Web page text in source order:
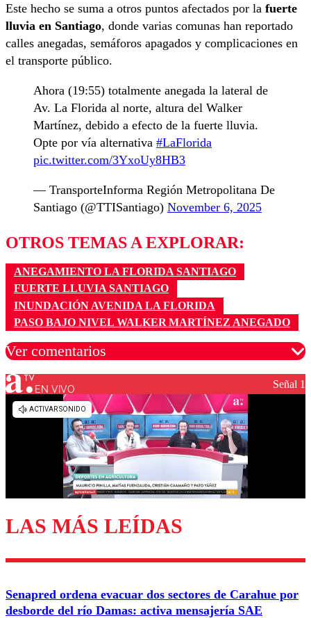
Este hecho se suma a otros puntos afectados por la fuerte
lluvia en Santiago, donde varias comunas han reportado
calles anegadas, semáforos apagados y complicaciones en
el transporte público.
Ahora (19:55) totalmente anegada la lateral de
Av. La Florida al norte, altura del Walker
Martínez, debido a efecto de la fuerte lluvia.
Opte por vía alternativa #LaFlorida
pic.twitter.com/3YxoUy8HB3
— TransporteInforma Región Metropolitana De
Santiago (@TTISantiago) November 6, 2025
OTROS TEMAS A EXPLORAR:
ANEGAMIENTO LA FLORIDA SANTIAGO
FUERTE LLUVIA SANTIAGO
INUNDACIÓN AVENIDA LA FLORIDA
PASO BAJO NIVEL WALKER MARTÍNEZ ANEGADO
Ver comentarios
Los comentarios son moderados para garantizar un
diálogo respetuoso.
Enviar comentario
EN VIVO Señal 1
LAS MÁS LEÍDAS
Senapred ordena evacuar dos sectores de Carahue por
desborde del río Damas: activa mensajería SAE